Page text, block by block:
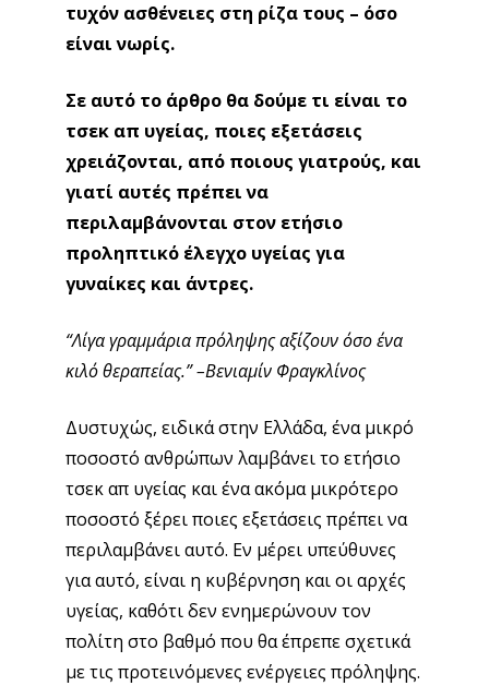
τυχόν ασθένειες στη ρίζα τους – όσο
είναι νωρίς.
Σε αυτό το άρθρο θα δούμε τι είναι το
τσεκ απ υγείας, ποιες εξετάσεις
χρειάζονται, από ποιους γιατρούς, και
γιατί αυτές πρέπει να
περιλαμβάνονται στον ετήσιο
προληπτικό έλεγχο υγείας για
γυναίκες και άντρες.
“Λίγα γραμμάρια πρόληψης αξίζουν όσο ένα
κιλό θεραπείας.” –Βενιαμίν Φραγκλίνος
Δυστυχώς, ειδικά στην Ελλάδα, ένα μικρό
ποσοστό ανθρώπων λαμβάνει το ετήσιο
τσεκ απ υγείας και ένα ακόμα μικρότερο
ποσοστό ξέρει ποιες εξετάσεις πρέπει να
περιλαμβάνει αυτό. Εν μέρει υπεύθυνες
για αυτό, είναι η κυβέρνηση και οι αρχές
υγείας, καθότι δεν ενημερώνουν τον
πολίτη στο βαθμό που θα έπρεπε σχετικά
με τις προτεινόμενες ενέργειες πρόληψης.